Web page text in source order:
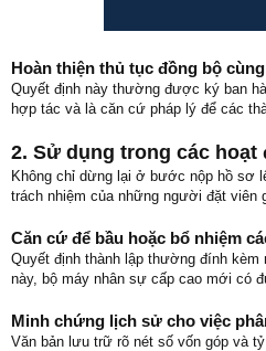
Hoàn thiện thủ tục đồng bộ
Quyết định này thường được ký ban
hợp tác và là căn cứ pháp lý để các
2. Sử dụng trong các
Không chỉ dừng lại ở bước nộp hồ sơ
trách nhiệm của những người đặt viên
Căn cứ để bầu hoặc bổ nhiệm
Quyết định thành lập thường đính
này, bộ máy nhân sự cấp cao mới có
Minh chứng lịch sử cho việc
Văn bản lưu trữ rõ nét số vốn góp và